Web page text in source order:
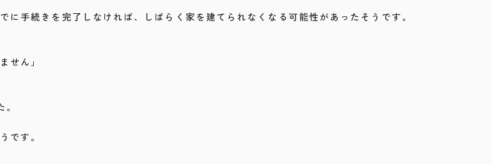
手続きを完了しなければ、しばらく家を建てられなくなる可能性があったそうです。
せん」
です。